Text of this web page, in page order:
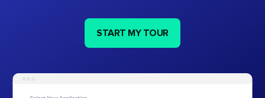
START MY TOUR